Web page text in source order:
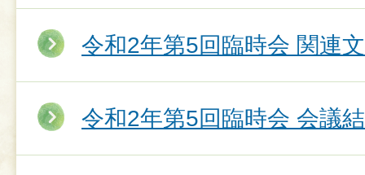
令和2年第5回臨時会 関連
令和2年第5回臨時会 会議